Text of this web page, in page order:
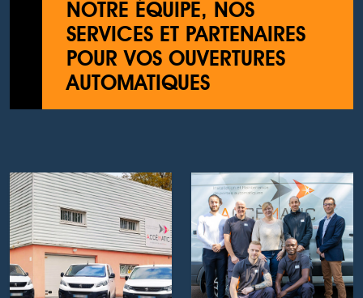
NOTRE ÉQUIPE, NOS
SERVICES ET PARTENAIRES
POUR VOS OUVERTURES
AUTOMATIQUES